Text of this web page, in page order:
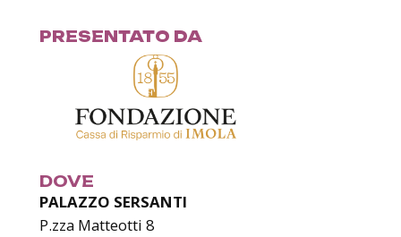
PRESENTATO DA
DOVE
PALAZZO SERSANTI
P.zza Matteotti 8